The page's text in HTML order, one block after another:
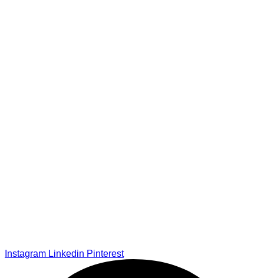
Instagram Linkedin Pinterest